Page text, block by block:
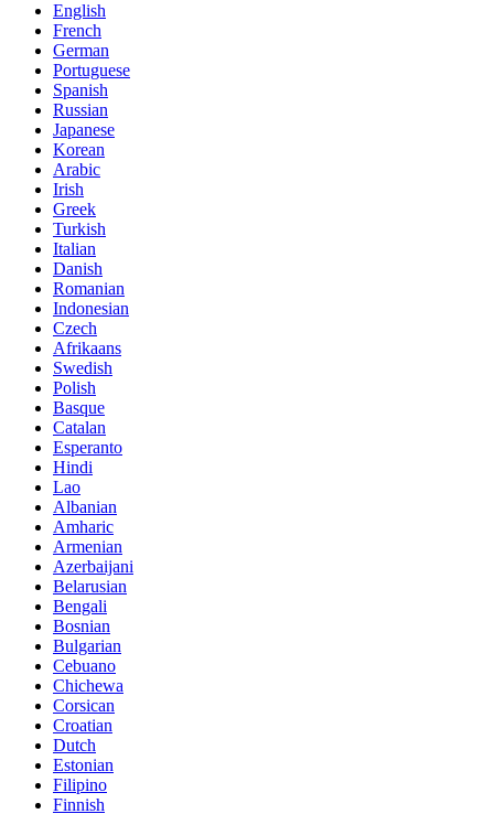
English
French
German
Portuguese
Spanish
Russian
Japanese
Korean
Arabic
Irish
Greek
Turkish
Italian
Danish
Romanian
Indonesian
Czech
Afrikaans
Swedish
Polish
Basque
Catalan
Esperanto
Hindi
Lao
Albanian
Amharic
Armenian
Azerbaijani
Belarusian
Bengali
Bosnian
Bulgarian
Cebuano
Chichewa
Corsican
Croatian
Dutch
Estonian
Filipino
Finnish